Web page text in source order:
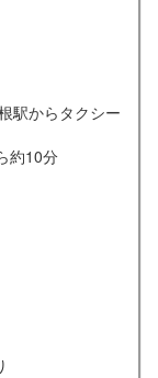
駅からタクシー
約10分